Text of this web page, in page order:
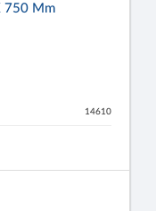
750 Mm
14610